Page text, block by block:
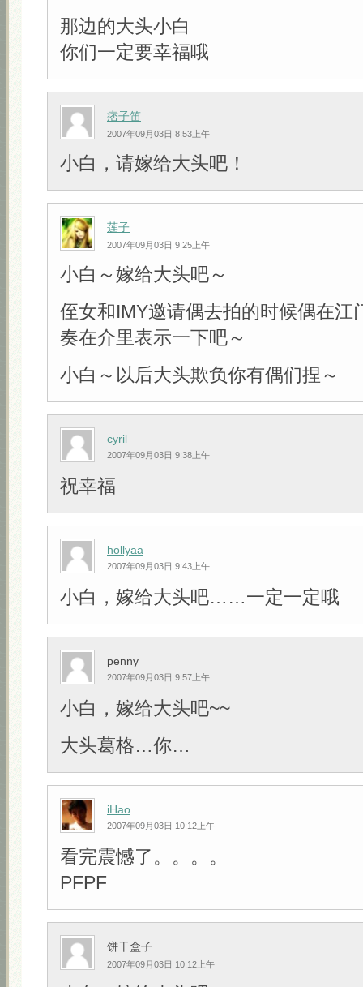
那边的大头小白
你们一定要幸福哦
痞子笛
2007年09月03日 8:53上午
小白，请嫁给大头吧！
莲子
2007年09月03日 9:25上午
小白～嫁给大头吧～
侄女和IMY邀请偶去拍的时候偶在江
奏在介里表示一下吧～
小白～以后大头欺负你有偶们捏～
cyril
2007年09月03日 9:38上午
祝幸福
hollyaa
2007年09月03日 9:43上午
小白，嫁给大头吧……一定一定哦
penny
2007年09月03日 9:57上午
小白，嫁给大头吧~~
大头葛格…你…
iHao
2007年09月03日 10:12上午
看完震憾了。。。。
PFPF
饼干盒子
2007年09月03日 10:12上午